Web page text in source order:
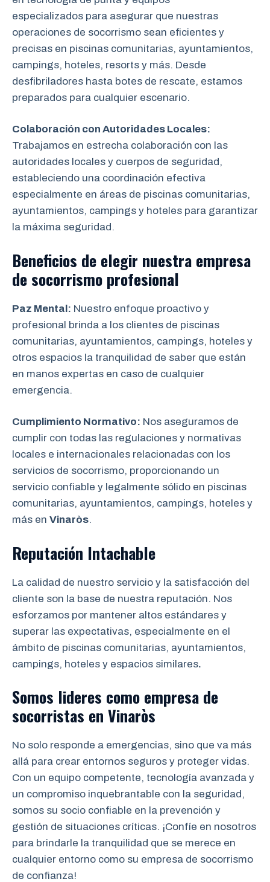
especializados para asegurar que nuestras
operaciones de socorrismo sean eficientes y
precisas en piscinas comunitarias, ayuntamientos,
campings, hoteles, resorts y más. Desde
desfibriladores hasta botes de rescate, estamos
preparados para cualquier escenario.
Colaboración con Autoridades Locales:
Trabajamos en estrecha colaboración con las
autoridades locales y cuerpos de seguridad,
estableciendo una coordinación efectiva
especialmente en áreas de piscinas comunitarias,
ayuntamientos, campings y hoteles para garantizar
la máxima seguridad.
Beneficios de elegir nuestra empresa
de socorrismo profesional
Paz Mental: Nuestro enfoque proactivo y
profesional brinda a los clientes de piscinas
comunitarias, ayuntamientos, campings, hoteles y
otros espacios la tranquilidad de saber que están
en manos expertas en caso de cualquier
emergencia.
Cumplimiento Normativo: Nos aseguramos de
cumplir con todas las regulaciones y normativas
locales e internacionales relacionadas con los
servicios de socorrismo, proporcionando un
servicio confiable y legalmente sólido en piscinas
comunitarias, ayuntamientos, campings, hoteles y
más en Vinaròs.
Reputación Intachable
La calidad de nuestro servicio y la satisfacción del
cliente son la base de nuestra reputación. Nos
esforzamos por mantener altos estándares y
superar las expectativas, especialmente en el
ámbito de piscinas comunitarias, ayuntamientos,
campings, hoteles y espacios similares.
Somos lideres como empresa de
socorristas en Vinaròs
No solo responde a emergencias, sino que va más
allá para crear entornos seguros y proteger vidas.
Con un equipo competente, tecnología avanzada y
un compromiso inquebrantable con la seguridad,
somos su socio confiable en la prevención y
gestión de situaciones críticas. ¡Confíe en nosotros
para brindarle la tranquilidad que se merece en
cualquier entorno como su empresa de socorrismo
de confianza!